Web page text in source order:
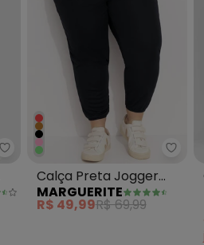
Yends Fashion - Calça
Calça Preta Jogger
com Bolsos Plus Size
MARGUERITE
R$ 49,99R$ 69,99